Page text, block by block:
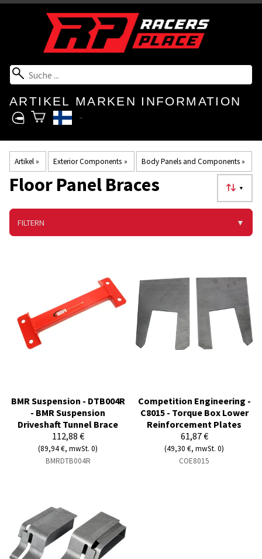
ARTIKEL MARKEN INFORMATION
Artikel‪» Exterior Components ‪» Body Panels and Components‪»
▼
Floor Panel Braces
FILTERN ▼
BMR Suspension - DTB004R
- BMR Suspension
Driveshaft Tunnel Brace
112,88 €
(89,94 €, mwSt. 0)
BMRDTB004R
Competition Engineering -
C8015 - Torque Box Lower
Reinforcement Plates
61,87 €
(49,30 €, mwSt. 0)
COE8015